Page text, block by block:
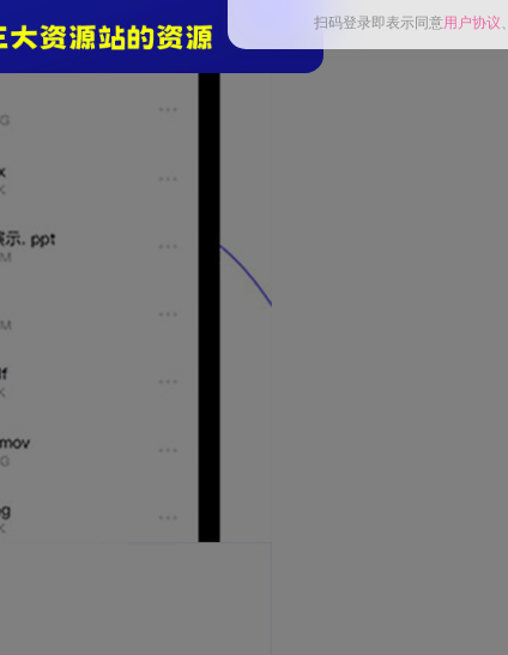
扫码登录即表示同意用户协议